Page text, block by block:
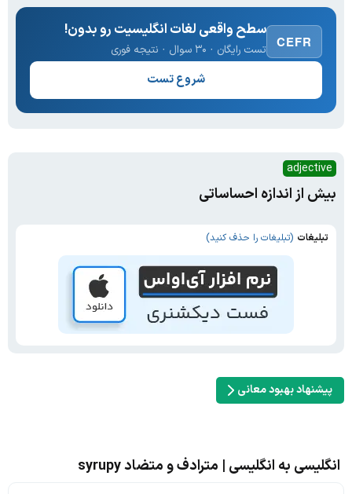
CEFR
سطح واقعی لغات انگلیسیت رو بدون!
تست رایگان · ۳۰ سوال · نتیجه فوری
شروع تست
adjective
بیش از اندازه احساساتی
تبلیغات (تبلیغات را حذف کنید)
پیشنهاد بهبود معانی
انگلیسی به انگلیسی | مترادف و متضاد syrupy